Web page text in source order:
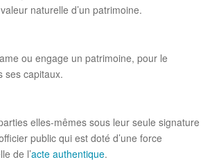
naturelle d’un patrimoine.
ou engage un patrimoine, pour le
ses capitaux.
elles-mêmes sous leur seule signature
public qui est doté d’une force
de l’acte authentique.